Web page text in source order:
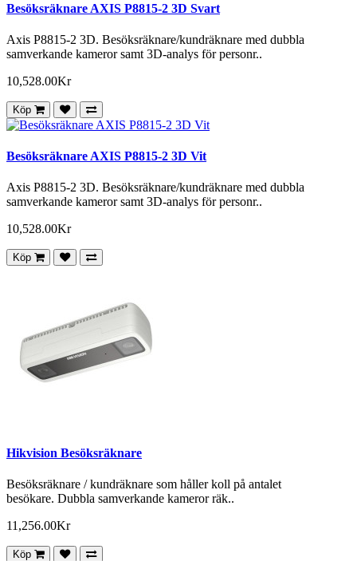
Besöksräknare AXIS P8815-2 3D Svart
Axis P8815-2 3D. Besöksräknare/kundräknare med dubbla
samverkande kameror samt 3D-analys för personr..
10,528.00Kr
Köp
Besöksräknare AXIS P8815-2 3D Vit
Axis P8815-2 3D. Besöksräknare/kundräknare med dubbla
samverkande kameror samt 3D-analys för personr..
10,528.00Kr
Köp
Hikvision Besöksräknare
Besöksräknare / kundräknare som håller koll på antalet
besökare. Dubbla samverkande kameror räk..
11,256.00Kr
Köp